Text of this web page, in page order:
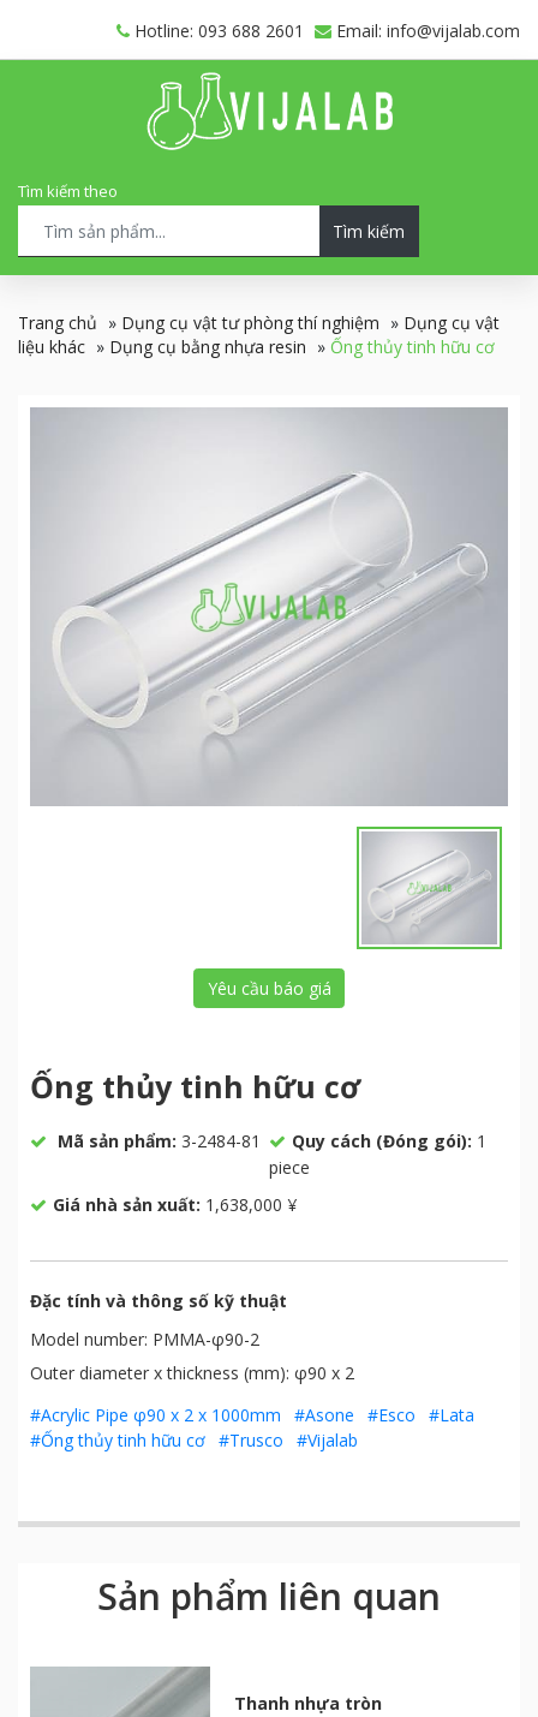
Hotline: 093 688 2601 Email: info@vijalab.com
Tìm kiếm theo
Tìm kiếm
Trang chủ » Dụng cụ vật tư phòng thí nghiệm » Dụng cụ vật
liệu khác » Dụng cụ bằng nhựa resin » Ống thủy tinh hữu cơ
Yêu cầu báo giá
Ống thủy tinh hữu cơ
Mã sản phẩm: 3-2484-81 Quy cách (Đóng gói): 1
piece
Giá nhà sản xuất: 1,638,000 ¥
Đặc tính và thông số kỹ thuật
Model number: PMMA-φ90-2
Outer diameter x thickness (mm): φ90 x 2
#Acrylic Pipe φ90 x 2 x 1000mm
#Asone #Esco
#Lata
#Ống thủy tinh hữu cơ #Trusco #Vijalab
Sản phẩm liên quan
Thanh nhựa tròn